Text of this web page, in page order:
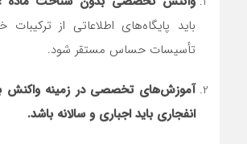
باید پایگاه‌های اطلاعاتی از
تأسیسات حساس مستقر شود.
آموزش‌های تخصصی در زمینه واکنش
انفجاری باید اجباری و سالانه باشد.